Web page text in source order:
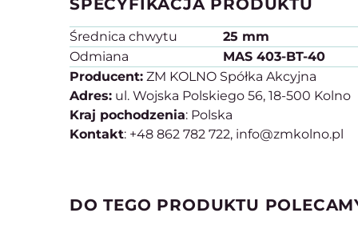
Średnica chwytu
25 mm
Odmiana
MAS 403-BT-40
Producent: ZM KOLNO Spółka Akcyjna
Adres: ul. Wojska Polskiego 56, 18-500 Kolno
Kraj pochodzenia: Polska
Kontakt: +48 862 782 722, info@zmkolno.pl
DO TEGO PRODUKTU